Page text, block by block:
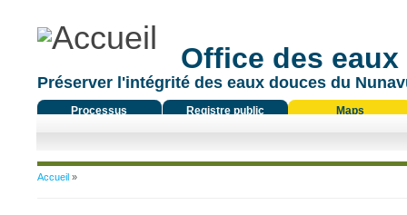
Office des
Préserver l'intégrité des eaux douces du
Processus
Registre public Maps
Vous êtes ici
Accueil»